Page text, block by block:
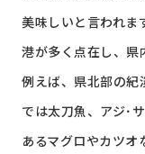
美味しいと言われま
港が多く点在し、県
例えば、県北部の
では太刀魚、アジ･
あるマグロやカツ